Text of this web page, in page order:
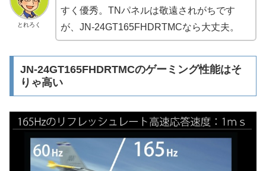
とれろく
すく優秀。TNパネルは敬遠されがちです
が、JN-24GT165FHDRTMCなら大丈夫。
JN-24GT165FHDRTMCのゲーミング性能はそ
りゃ高い